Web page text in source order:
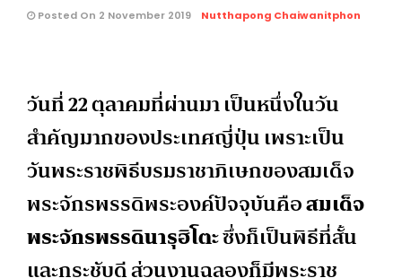
Posted On 2 November 2019 Nutthapong Chaiwanitphon
วันที่ 22 ตุลาคมที่ผ่านมา เป็นหนึ่งในวัน
สำคัญมากของประเทศญี่ปุ่น เพราะเป็น
วันพระราชพิธีบรมราชาภิเษกของสมเด็จ
พระจักรพรรดิพระองค์ปัจจุบันคือสมเด็จ
พระจักรพรรดินารุฮิโตะซึ่งก็เป็นพิธีที่สั้น
และกระชับดี ส่วนงานฉลองก็มีพระราช